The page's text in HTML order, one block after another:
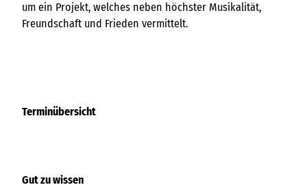
um ein Projekt, welches neben höchster Musikalität,
Freundschaft und Frieden vermittelt.
Terminübersicht
Gut zu wissen